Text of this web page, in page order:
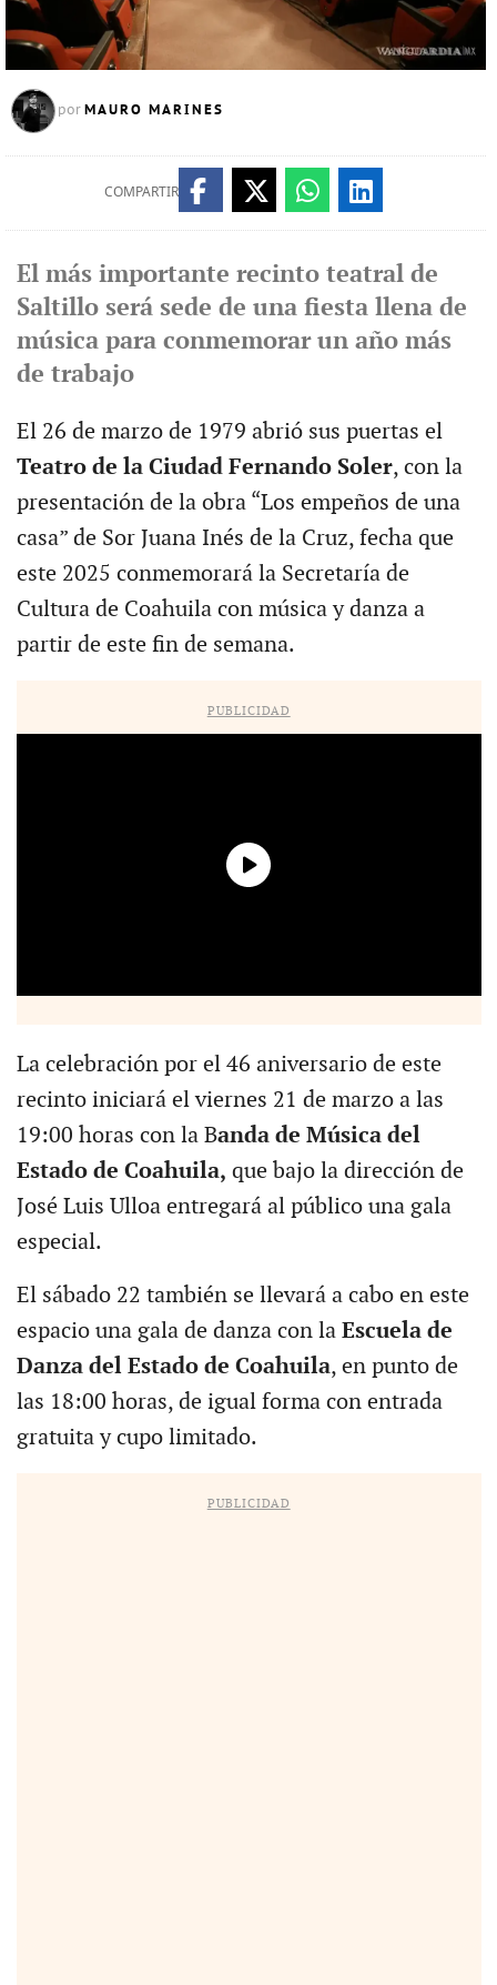
por MAURO MARINES
COMPARTIR
El más importante recinto teatral de
Saltillo será sede de una fiesta llena de
música para conmemorar un año más
de trabajo
El 26 de marzo de 1979 abrió sus puertas el
Teatro de la Ciudad Fernando Soler, con la
presentación de la obra “Los empeños de una
casa” de Sor Juana Inés de la Cruz, fecha que
este 2025 conmemorará la Secretaría de
Cultura de Coahuila con música y danza a
partir de este fin de semana.
PUBLICIDAD
La celebración por el 46 aniversario de este
recinto iniciará el viernes 21 de marzo a las
19:00 horas con la Banda de Música del
Estado de Coahuila, que bajo la dirección de
José Luis Ulloa entregará al público una gala
especial.
El sábado 22 también se llevará a cabo en este
espacio una gala de danza con la Escuela de
Danza del Estado de Coahuila, en punto de
las 18:00 horas, de igual forma con entrada
gratuita y cupo limitado.
PUBLICIDAD